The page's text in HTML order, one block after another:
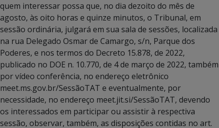
quem interessar possa que, no dia dezoito do mês de
agosto, às oito horas e quinze minutos, o Tribunal, em
sessão ordinária, julgará em sua sala de sessões, localizada
na rua Delegado Osmar de Camargo, s/n, Parque dos
Poderes, e nos termos do Decreto 15.878, de 2022,
publicado no DOE n. 10.770, de 4 de março de 2022, também
por vídeo conferência, no endereço eletrônico
meet.ms.gov.br/SessãoTAT e eventualmente, por
necessidade, no endereço meet.jit.si/SessãoTAT, devendo
os interessados em participar ou assistir à respectiva
sessão, observar, também, as disposições contidas no art.